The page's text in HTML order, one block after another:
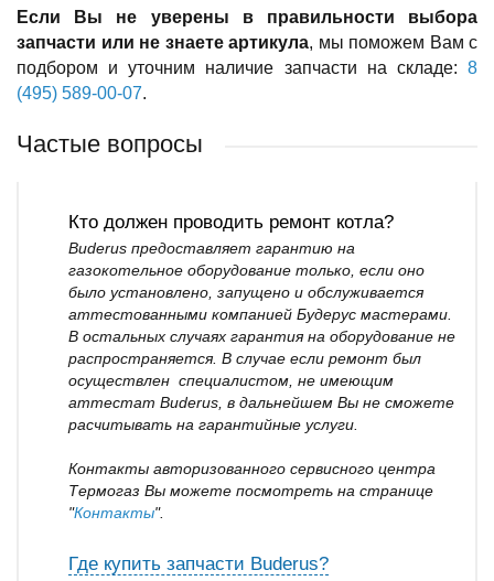
Если Вы не уверены в правильности выбора
запчасти или не знаете артикула, мы поможем Вам с
подбором и уточним наличие запчасти на складе: 8
(495) 589-00-07.
Частые вопросы
Кто должен проводить ремонт котла?
Buderus предоставляет гарантию на
газокотельное оборудование только, если оно
было установлено, запущено и обслуживается
аттестованными компанией Будерус мастерами.
В остальных случаях гарантия на оборудование не
распространяется. В случае если ремонт был
осуществлен специалистом, не имеющим
аттестат Buderus, в дальнейшем Вы не сможете
расчитывать на гарантийные услуги.
Контакты авторизованного сервисного центра
Термогаз Вы можете посмотреть на странице
"Контакты".
Где купить запчасти Buderus?